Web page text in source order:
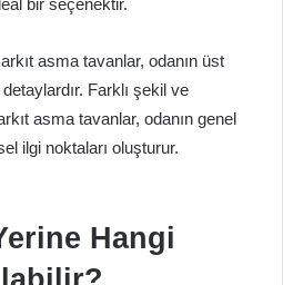
bir seçenektir.
asma tavanlar, odanın üst
Farklı şekil ve
asma tavanlar, odanın genel
ilgi noktaları oluşturur.
Hangi